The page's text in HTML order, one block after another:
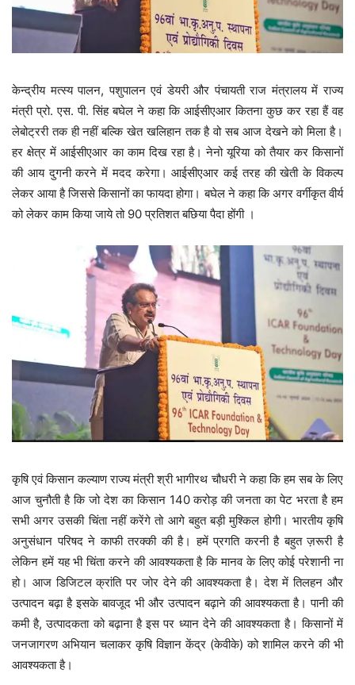
केन्द्रीय मत्स्य पालन, पशुपालन एवं डेयरी और पंचायती राज मंत्रालय में राज्य
मंत्री प्रो. एस. पी. सिंह बघेल ने कहा कि आईसीएआर कितना कुछ कर रहा हैं वह
लेबोट्ररी तक ही नहीं बल्कि खेत खलिहान तक है वो सब आज देखने को मिला है।
हर क्षेत्र में आईसीएआर का काम दिख रहा है। नेनो यूरिया को तैयार कर किसानों
की आय दुगनी करने में मदद करेगा। आईसीएआर कई तरह की खेती के विकल्प
लेकर आया है जिससे किसानों का फायदा होगा। बघेल ने कहा कि अगर वर्गीकृत वीर्य
को लेकर काम किया जाये तो 90 प्रतिशत बछिया पैदा होंगी ।
कृषि एवं किसान कल्याण राज्य मंत्री श्री भागीरथ चौधरी ने कहा कि हम सब के लिए
आज चुनौती है कि जो देश का किसान 140 करोड़ की जनता का पेट भरता है हम
सभी अगर उसकी चिंता नहीं करेंगे तो आगे बहुत बड़ी मुश्किल होगी। भारतीय कृषि
अनुसंधान परिषद ने काफी तरक्की की है। हमें प्रगति करनी है बहुत ज़रूरी है
लेकिन हमें यह भी चिंता करने की आवश्यकता है कि मानव के लिए कोई परेशानी ना
हो। आज डिजिटल क्रांति पर जोर देने की आवश्यकता है। देश में तिलहन और
उत्पादन बढ़ा है इसके बावजूद भी और उत्पादन बढ़ाने की आवश्यकता है। पानी की
कमी है, उत्पादकता को बढ़ाना है इस पर ध्यान देने की आवश्यकता है। किसानों में
जनजागरण अभियान चलाकर कृषि विज्ञान केंद्र (केवीके) को शामिल करने की भी
आवश्यकता है।